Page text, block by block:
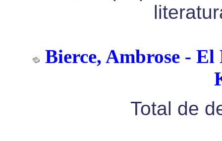
Bierce, Ambrose -
Total de